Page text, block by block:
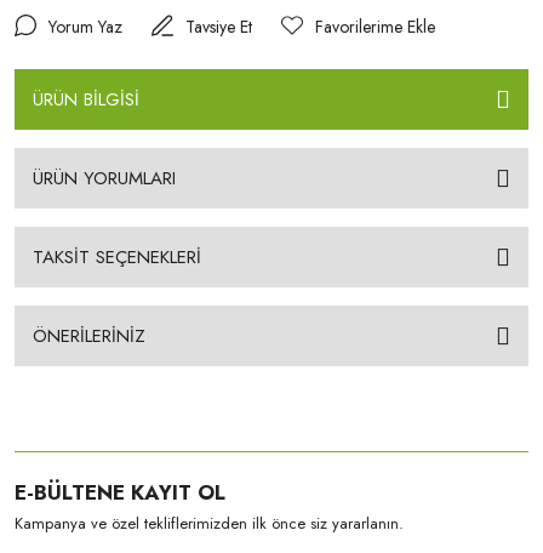
Yorum Yaz Tavsiye Et
ÜRÜN BİLGİSİ
ÜRÜN YORUMLARI
TAKSİT SEÇENEKLERİ
ÖNERİLERİNİZ
E-BÜLTENE KAYIT OL
Kampanya ve özel tekliflerimizden ilk önce siz yararlanın.